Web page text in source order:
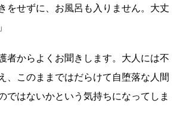
をせずに、お風呂も入りません。大丈
者からよくお聞きします。大人には不
、このままではだらけて自堕落な人間
ではないかという気持ちになってしま